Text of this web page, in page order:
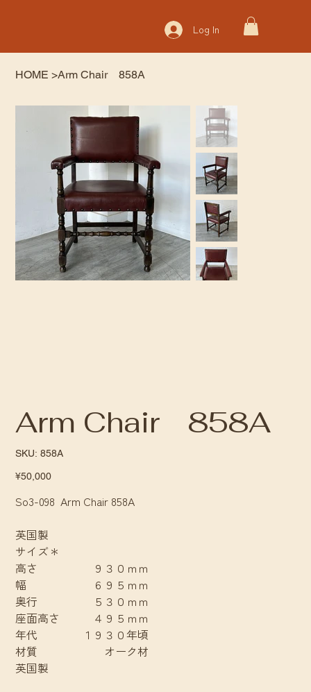
Log In
HOME >Arm Chair 858A
Arm Chair 858A
SKU: SKU
858A
858A
Price
¥50,000
So3-098 Arm Chair 858A
英国製
サイズ＊
高さ ９３０ｍｍ
幅 ６９５ｍｍ
奥行 ５３０ｍｍ
座面高さ ４９５ｍｍ
年代 １９３０年頃
材質 オーク材
英国製